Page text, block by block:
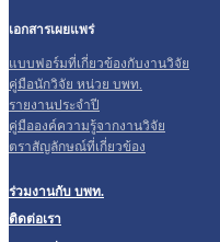
เอกสารเผยแพร่
แบบฟอร์มที่เกี่ยวข้องกับงานวิจัย
คู่มือนักวิจัย หน่วย บพท.
รายงานประจำปี
คู่มือองค์ความรู้จากงานวิจัย
ตราสัญลักษณ์ที่เกี่ยวข้อง
ร่วมงานกับ บพท.
ติดต่อเรา